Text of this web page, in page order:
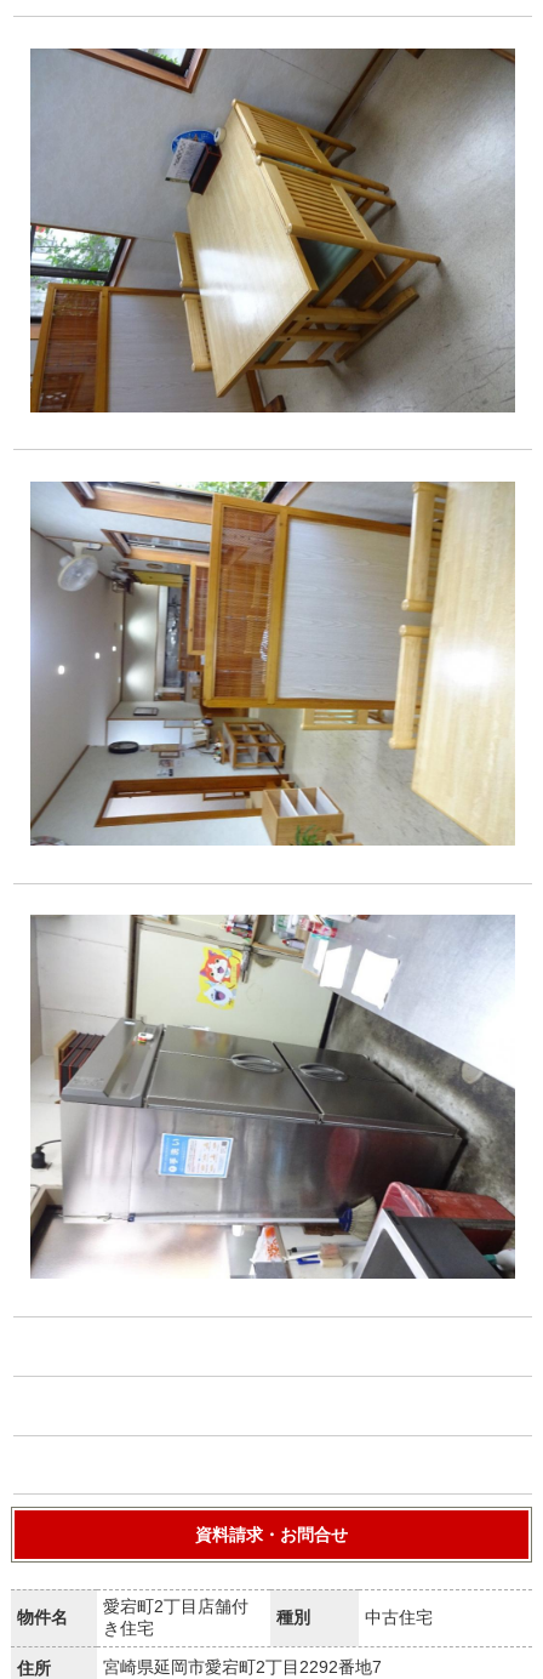
資料請求・お問合せ
物件名
愛宕町2丁目店舗付
き住宅
種別 中古住宅
住所 宮崎県延岡市愛宕町2丁目2292番地7